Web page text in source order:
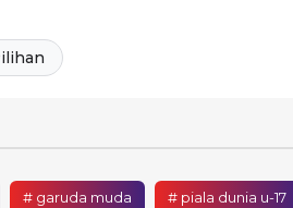
# garuda muda # piala dunia u-17